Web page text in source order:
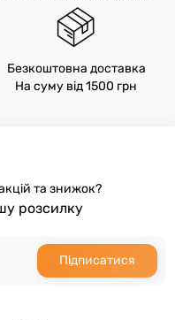
Безкоштовна доставка
На суму від 1500 грн
та знижок?
розсилку
Підписатися